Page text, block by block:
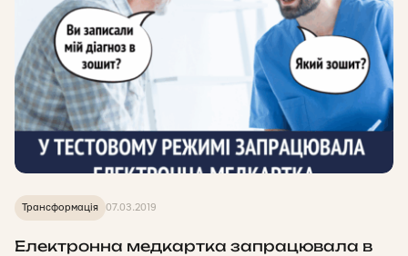
Трансформація 07.03.2019
Електронна медкартка запрацювала в